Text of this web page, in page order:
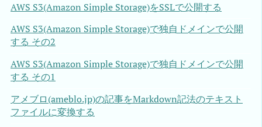
AWS S3(Amazon Simple Storage)をSSLで公開する
AWS S3(Amazon Simple Storage)で独自ドメインで公開
する その2
AWS S3(Amazon Simple Storage)で独自ドメインで公開
する その1
アメブロ(ameblo.jp)の記事をMarkdown記法のテキスト
ファイルに変換する